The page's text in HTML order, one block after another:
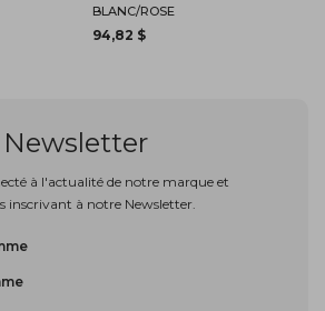
Newsletter
à l'actualité de notre marque et
inscrivant à notre Newsletter.